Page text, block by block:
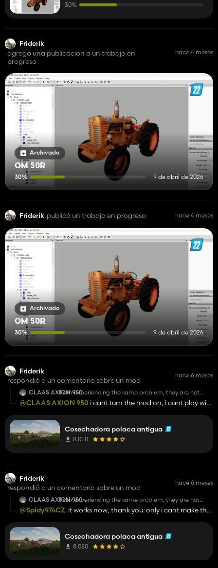
30%
Friderik
agregó una publicación a un trabajo en
progreso
hace 4 meses
Archivado
OM 50R
30% 9 de abril de 2026
Friderik publicó un trabajo en progreso hace 4 meses
Archivado
OM 50R
30% 9 de abril de 2026
Friderik
respondió a un comentario sobre un mod
hace 6 meses
CLAAS AXION 950I am experiencing the same problem, they are not
shown while making a game and inside a game too.
@CLAAS AXION 950 i cant turn the mod on, i cant play with
Cosechadora polaca antigua
8 050
Friderik
respondió a un comentario sobre un mod
hace 6 meses
CLAAS AXION 950I am experiencing the same problem, they are not
shown while making a game and inside a game too.
@Spidy974CZ it works now, thank you. only i cant make the
but it uses simple interactive.
Cosechadora polaca antigua
8 050